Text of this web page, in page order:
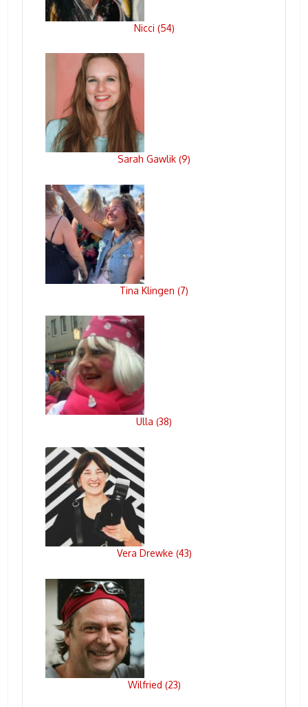
Nicci (54)
Sarah Gawlik (9)
Tina Klingen (7)
Ulla (38)
Vera Drewke (43)
Wilfried (23)